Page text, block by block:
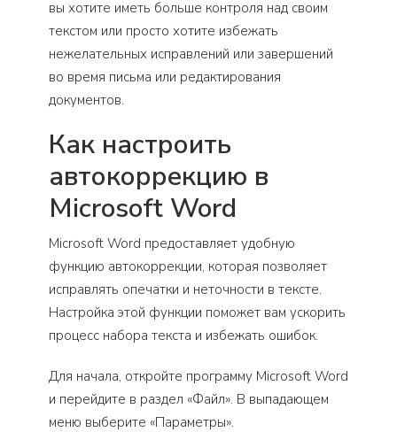
вы хотите иметь больше контроля над своим
текстом или просто хотите избежать
нежелательных исправлений или завершений
во время письма или редактирования
документов.
Как настроить
автокоррекцию в
Microsoft Word
Microsoft Word предоставляет удобную
функцию автокоррекции, которая позволяет
исправлять опечатки и неточности в тексте.
Настройка этой функции поможет вам ускорить
процесс набора текста и избежать ошибок.
Для начала, откройте программу Microsoft Word
и перейдите в раздел «Файл». В выпадающем
меню выберите «Параметры».